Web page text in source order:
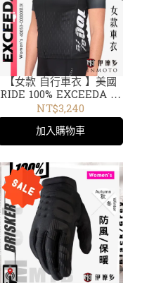
【女款 自行車衣 】美國
RIDE 100% EXCEEDA 萊
卡 公路車衣 碎石車 短袖
40053-00000黑灰
NT$3,240
加入購物車